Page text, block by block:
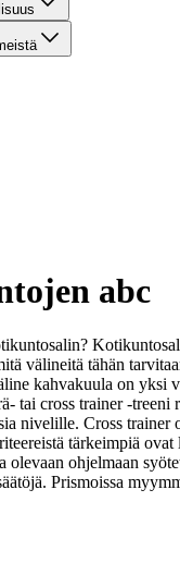
abc
välineitä tähän
kahvakuula on
tai cross trainer -
nivelille. Cross
tärkeimpiä
ohjelmaan
Prismoissa